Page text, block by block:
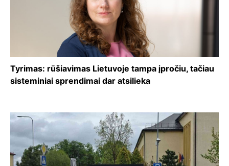
Tyrimas: rūšiavimas Lietuvoje tampa įpročiu, tačiau
sisteminiai sprendimai dar atsilieka